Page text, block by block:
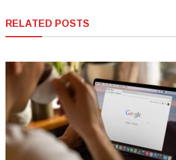
RELATED POSTS